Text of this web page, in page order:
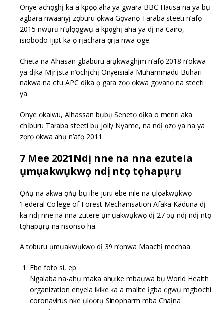
Onye achọghị ka a kpọọ aha ya gwara BBC Hausa na ya bụ
agbara nwaanyị zọburu ọkwa Gọvanọ Taraba steeti n’afọ
2015 nwụrụ n’ụlọọgwụ a kpọghị aha ya dị na Cairo,
isiobodo Ijipt ka ọ rịachara ọrịa nwa oge.
Cheta na Alhasan gbaburu arụkwaghịm n’afọ 2018 n’okwa
ya dịka Mịnịsta n’ochịchị Onyeisiala Muhammadu Buhari
nakwa na otu APC dịka ọ gara zọọ ọkwa gọvanọ na steeti
ya.
Onye ọkaiwu, Alhassan bụbụ Senetọ dịka o meriri aka
chịburu Taraba steeti bụ Jolly Nyame, na ndị ọzọ ya na ya
zọrọ ọkwa ahụ n’afọ 2011.
7 Mee 2021Ndị nne na nna ezutela
ụmụakwụkwọ ndị ntọ tọhapụrụ
Ọṅụ na akwa ọṅụ bụ ihe juru ebe nile na ụlọakwụkwọ
‘Federal College of Forest Mechanisation Afaka Kaduna dị
ka ndị nne na nna zutere ụmụakwụkwọ dị 27 bụ ndị ndị ntọ
tọhapụrụ na nsonso ha.
A tọburu ụmụakwụkwọ dị 39 n’ọnwa Maachị mechaa.
Ebe foto si, ep
Ngalaba na-ahụ maka ahụike mbaụwa bụ World Health
organization enyela ikike ka a malite ịgba ọgwụ mgbochi
coronavirus nke ụlọọrụ Sinopharm mba Chaịna